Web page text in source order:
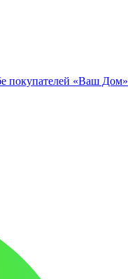
покупателей «Ваш Дом»